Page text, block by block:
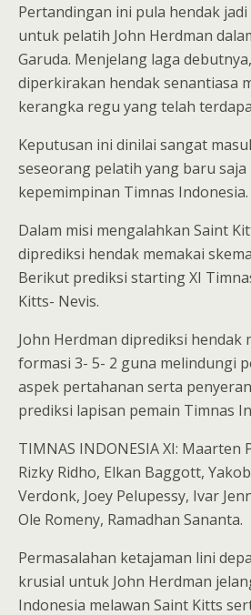
Pertandingan ini pula hendak
untuk pelatih John Herdman
Garuda. Menjelang laga
diperkirakan hendak senantiasa
kerangka regu yang telah
Keputusan ini dinilai sangat
seseorang pelatih yang baru
kepemimpinan Timnas Indonesia.
Dalam misi mengalahkan Saint
diprediksi hendak memakai
Berikut prediksi starting XI
Kitts- Nevis.
John Herdman diprediksi hendak
formasi 3- 5- 2 guna melindungi
aspek pertahanan serta
prediksi lapisan pemain Timnas
TIMNAS INDONESIA XI: Maarten
Rizky Ridho, Elkan Baggott,
Verdonk, Joey Pelupessy, Ivar
Ole Romeny, Ramadhan Sananta.
Permasalahan ketajaman lini
krusial untuk John Herdman
Indonesia melawan Saint Kitts